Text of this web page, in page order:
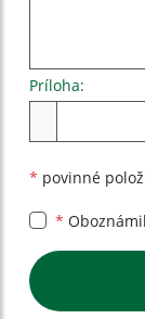
Príloha:
* povinné
*
Google